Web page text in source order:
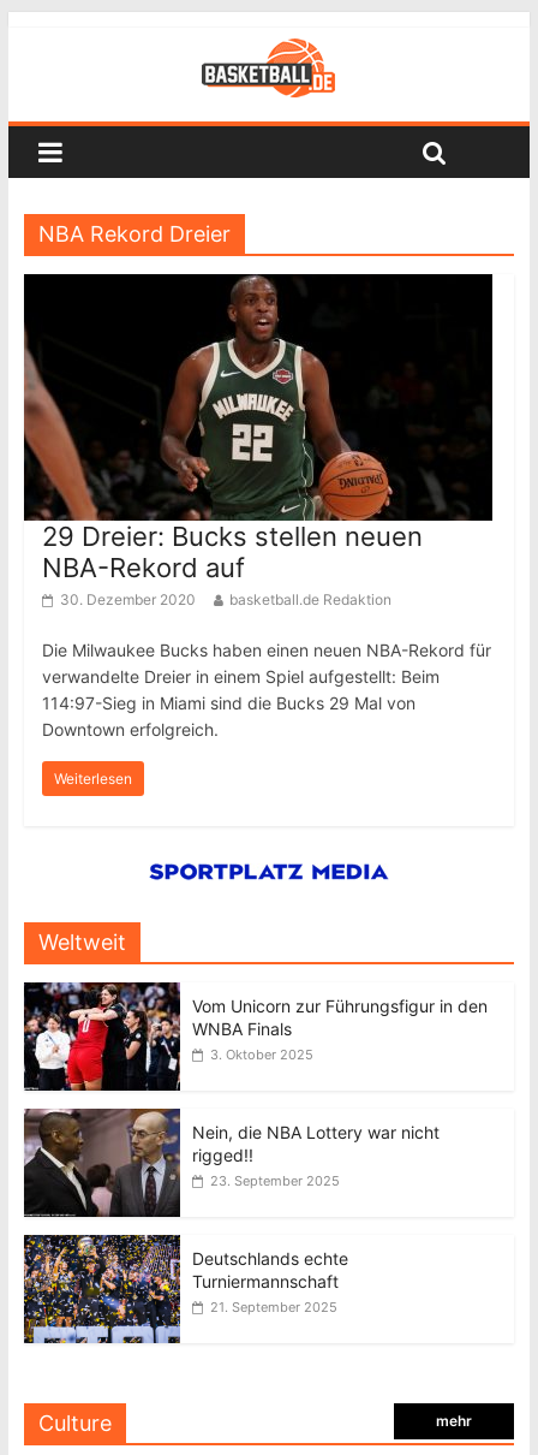
NBA Rekord Dreier
29 Dreier: Bucks stellen neuen
NBA-Rekord auf
30. Dezember 2020 basketball.de Redaktion
Die Milwaukee Bucks haben einen neuen NBA-Rekord für
verwandelte Dreier in einem Spiel aufgestellt: Beim
114:97-Sieg in Miami sind die Bucks 29 Mal von
Downtown erfolgreich.
Weiterlesen
Weltweit
Vom Unicorn zur Führungsfigur in den
WNBA Finals
3. Oktober 2025
Nein, die NBA Lottery war nicht
rigged!!
23. September 2025
Deutschlands echte
Turniermannschaft
21. September 2025
Culture mehr